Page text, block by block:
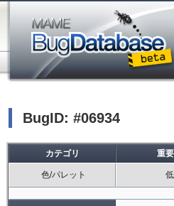
BugID: #06934
カテゴリ 重
色/パレット 低